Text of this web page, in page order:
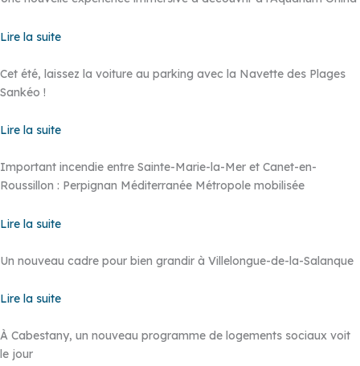
Lire la suite
Cet été, laissez la voiture au parking avec la Navette des Plages
Sankéo !
Lire la suite
Important incendie entre Sainte-Marie-la-Mer et Canet-en-
Roussillon : Perpignan Méditerranée Métropole mobilisée
Lire la suite
Un nouveau cadre pour bien grandir à Villelongue-de-la-Salanque
Lire la suite
À Cabestany, un nouveau programme de logements sociaux voit
le jour